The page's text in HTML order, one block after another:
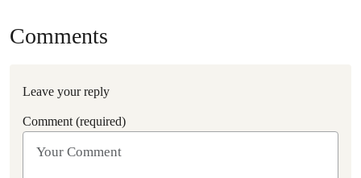
Comments
Leave your reply
Comment (required)